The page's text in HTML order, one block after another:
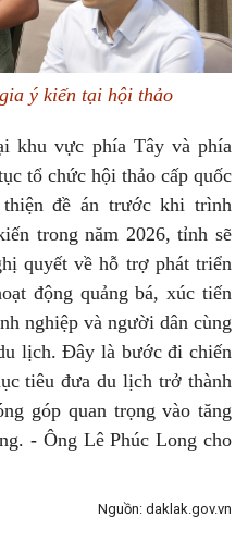
ý kiến tại hội thảo
khu vực phía Tây và phía
tổ chức hội thảo cấp quốc
đề án trước khi trình
trong năm 2026, tỉnh sẽ
quyết về hỗ trợ phát triển
động quảng bá, xúc tiến
nghiệp và người dân cùng
lịch. Đây là bước đi chiến
tiêu đưa du lịch trở thành
góp quan trọng vào tăng
- Ông Lê Phúc Long cho
Nguồn: daklak.gov.vn